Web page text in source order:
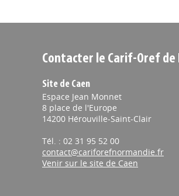
Contacter le Carif-Oref de
Site de Caen
Espace Jean Monnet
8 place de l'Europe
14200 Hérouville-Saint-Clair
Tél. : 02 31 95 52 00
contact@cariforefnormandie.fr
Venir sur le site de Caen